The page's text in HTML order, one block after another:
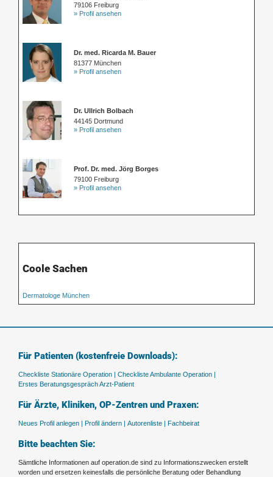
79106 Freiburg
» Profil ansehen
Dr. med. Ricarda M. Bauer
81377 München
» Profil ansehen
Dr. Ullrich Bolbach
44145 Dortmund
» Profil ansehen
Prof. Dr. med. Jörg Borges
79100 Freiburg
» Profil ansehen
Coole Sachen
Dermatologe München
Für Patienten (kostenfreie Downloads):
Checkliste Stationäre Operation | Checkliste Ambulante Operation |
Erstes Beratungsgespräch Arzt-Patient
Für Ärzte, Kliniken, OP-Zentren und Praxen:
Neues Profil anlegen | Profil ändern | Autorenliste | Fachbeirat
Bitte beachten Sie:
Sämtliche Informationen auf operation.de sind zu Informationszwecken erstellt
worden und ersetzen keinesfalls die persönliche Beratung oder Behandlung